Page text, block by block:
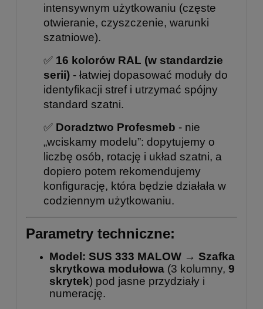
intensywnym użytkowaniu (częste
otwieranie, czyszczenie, warunki
szatniowe).
✅ 16 kolorów RAL (w standardzie
serii) - łatwiej dopasować moduły do
identyfikacji stref i utrzymać spójny
standard szatni.
✅ Doradztwo Profesmeb - nie
„wciskamy modelu”: dopytujemy o
liczbę osób, rotację i układ szatni, a
dopiero potem rekomendujemy
konfigurację, która będzie działała w
codziennym użytkowaniu.
Parametry techniczne:
Model: SUS 333 MALOW → Szafka
skrytkowa modułowa (3 kolumny, 9
skrytek) pod jasne przydziały i
numerację.